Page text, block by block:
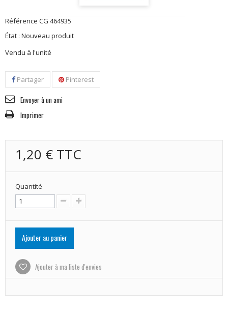
Référence CG 464935
État : Nouveau produit
Vendu à l'unité
Partager Pinterest
Envoyer à un ami
Imprimer
1,20 € TTC
Quantité
Ajouter au panier
Ajouter à ma liste d'envies